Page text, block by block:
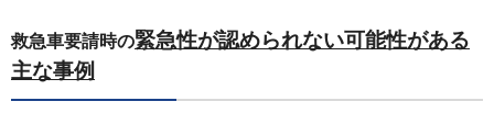
救急車要請時の緊急性が認められない可能性がある
主な事例